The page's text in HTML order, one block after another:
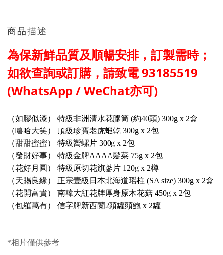
商品描述
為保新鮮品質及順暢安排，訂製需時；
如欲查詢或訂購，請致電93185519
(WhatsApp / WeChat亦可)
（如膠似漆） 特級非洲清水花膠筒 (約40頭) 300g x 2盒
（嘻哈大笑） 頂級珍寶老虎蝦乾 300g x 2包
（甜甜蜜蜜） 特級嚮螺片 300g x 2包
（發財好事） 特級金牌AAAA髮菜 75g x 2包
（花好月圓） 特級原切花旗蔘片 120g x 2樽
（天賜良緣） 正宗壹級日本北海道瑶柱 (SA size) 300g x 2盒
（花開富貴） 南韓大紅花牌厚身原木花菇 450g x 2包
（包羅萬有） 信字牌新西蘭2頭罐頭鮑 x 2罐
*相片僅供參考